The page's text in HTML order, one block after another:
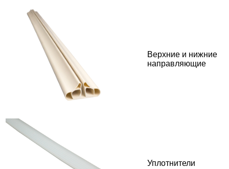
Верхние и нижние
направляющие
Уплотнители